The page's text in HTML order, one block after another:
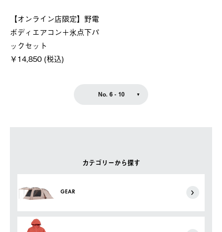
カテゴリーから探す
GEAR
【オンライン店限定】野電
ボディエアコン＋氷点下パ
ックセット
￥14,850 (税込)
No. 6 - 10